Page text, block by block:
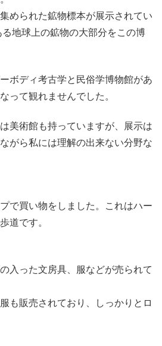
められた鉱物標本が展示されてい
地球上の鉱物の大部分をこの博
ボディ考古学と民俗学博物館があ
って観れませんでした。
美術館も持っていますが、展示は
がら私には理解の出来ない分野な
で買い物をしました。これはハー
道です。
入った文房具、服などが売られて
も販売されており、しっかりとロ